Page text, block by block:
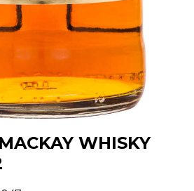
WHISKY